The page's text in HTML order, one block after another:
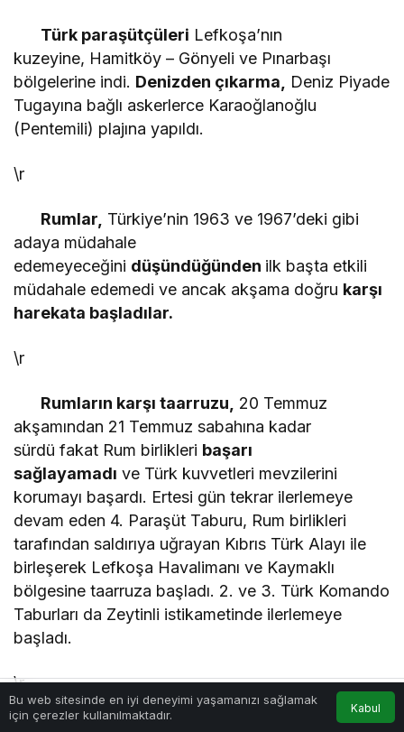
Türk paraşütçüleri Lefkoşa’nın
kuzeyine, Hamitköy – Gönyeli ve Pınarbaşı
bölgelerine indi. Denizden çıkarma,
Deniz Piyade
Tugayına bağlı askerlerce Karaoğlanoğlu
(Pentemili) plajına yapıldı.
\r
Rumlar, Türkiye’nin 1963 ve 1967’deki gibi
adaya müdahale
edemeyeceğini düşündüğünden ilk başta etkili
müdahale edemedi ve ancak akşama doğru karşı
harekata başladılar.
\r
Rumların karşı taarruzu,
20 Temmuz
akşamından 21 Temmuz sabahına kadar
sürdü fakat Rum birlikleri başarı
sağlayamadı ve Türk kuvvetleri mevzilerini
korumayı başardı. Ertesi gün tekrar ilerlemeye
devam eden 4. Paraşüt Taburu, Rum birlikleri
tarafından saldırıya uğrayan Kıbrıs Türk Alayı ile
birleşerek Lefkoşa Havalimanı ve Kaymaklı
bölgesine taarruza başladı. 2. ve 3. Türk Komando
Taburları da Zeytinli istikametinde ilerlemeye
başladı.
\r
3. Paraşüt Taburunun
Bu web sitesinde en iyi deneyimi yaşamanızı sağlamak
için çerezler kullanılmaktadır.
Kabul
Anasayfa